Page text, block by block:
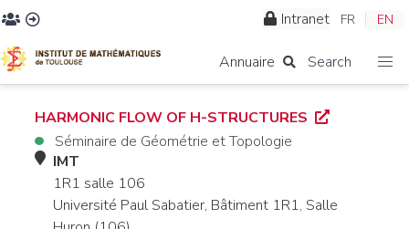
Intranet FR EN
Annuaire Search
HARMONIC FLOW OF H-STRUCTURES
Séminaire de Géométrie et Topologie
IMT
1R1 salle 106
Université Paul Sabatier, Bâtiment 1R1, Salle